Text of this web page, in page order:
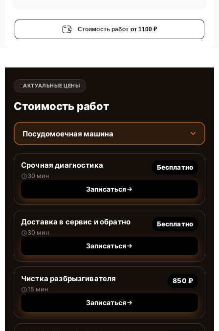
Стоимость работ от 1100 ₽
АКТУАЛЬНЫЕ ЦЕНЫ
Стоимость работ
Посудомоечная машина
Срочная диагностика
30 мин
Бесплатно
Записаться
Доставка в сервис и обратно
30 мин
Бесплатно
Записаться
Чистка разбрызгивателя
15 мин
850 ₽
Записаться